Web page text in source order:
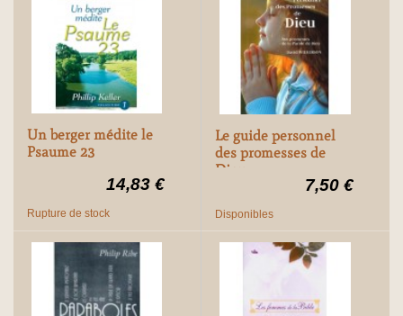
Un berger médite le
Psaume 23
14,83 €
Rupture de stock
Le guide personnel
des promesses de
Dieu
7,50 €
Disponibles